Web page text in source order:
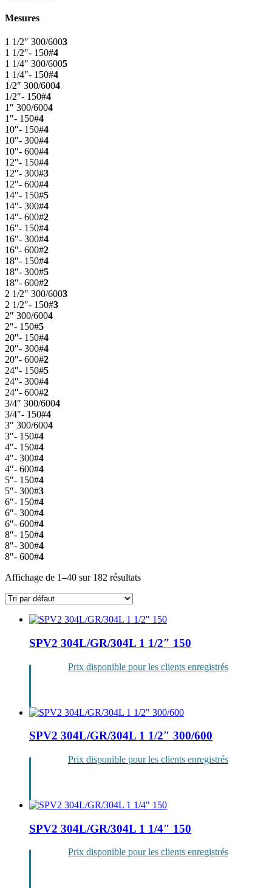
Mesures
1 1/2″ 300/6003
1 1/2″- 150#4
1 1/4″ 300/6005
1 1/4″- 150#4
1/2″ 300/6004
1/2″- 150#4
1″ 300/6004
1″- 150#4
10″- 150#4
10″- 300#4
10″- 600#4
12″- 150#4
12″- 300#3
12″- 600#4
14″- 150#5
14″- 300#4
14″- 600#2
16″- 150#4
16″- 300#4
16″- 600#2
18″- 150#4
18″- 300#5
18″- 600#2
2 1/2″ 300/6003
2 1/2″- 150#3
2″ 300/6004
2″- 150#5
20″- 150#4
20″- 300#4
20″- 600#2
24″- 150#5
24″- 300#4
24″- 600#2
3/4″ 300/6004
3/4″- 150#4
3″ 300/6004
3″- 150#4
4″- 150#4
4″- 300#4
4″- 600#4
5″- 150#4
5″- 300#3
6″- 150#4
6″- 300#4
6″- 600#4
8″- 150#4
8″- 300#4
8″- 600#4
Affichage de 1–40 sur 182 résultats
products
SPV2 304L/GR/304L 1 1/2″ 150
Prix disponible pour les clients enregistrés
SPV2 304L/GR/304L 1 1/2″ 300/600
Prix disponible pour les clients enregistrés
SPV2 304L/GR/304L 1 1/4″ 150
Prix disponible pour les clients enregistrés